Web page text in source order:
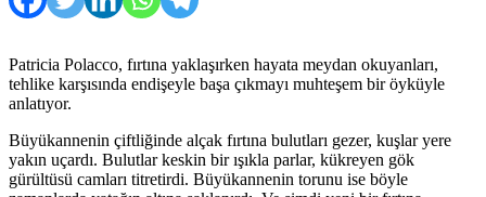
Patricia Polacco, fırtına yaklaşırken hayata meydan okuyanları,
tehlike karşısında endişeyle başa çıkmayı muhteşem bir öyküyle
anlatıyor.
Büyükannenin çiftliğinde alçak fırtına bulutları gezer, kuşlar yere
yakın uçardı. Bulutlar keskin bir ışıkla parlar, kükreyen gök
gürültüsü camları titretirdi. Büyükannenin torunu ise böyle